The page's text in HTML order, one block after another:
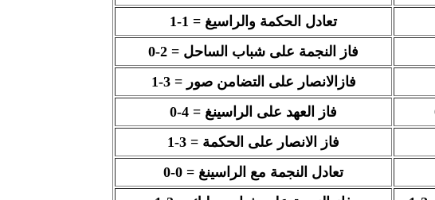
تعادل الحكمة والراسيغ = 1-1
فاز النجمة على شباب الساحل = 2-0
فازالانصار على التضامن صور = 3-1
فاز العهد على الراسينغ = 4-0
فاز الانصار على الحكمة = 3-1
تعادل النجمة مع الراسينغ = 0-0